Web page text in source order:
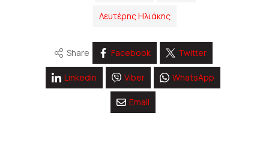
Λευτέρης Ηλιάκης
Share Facebook Twitter
Linkedin Viber WhatsApp
Email